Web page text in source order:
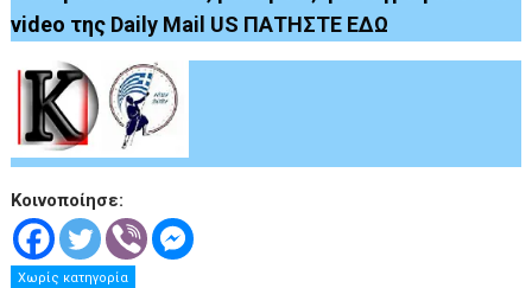
video της Daily Mail US ΠΑΤΗΣΤΕ ΕΔΩ
Κοινοποίησε:
Χωρίς κατηγορία